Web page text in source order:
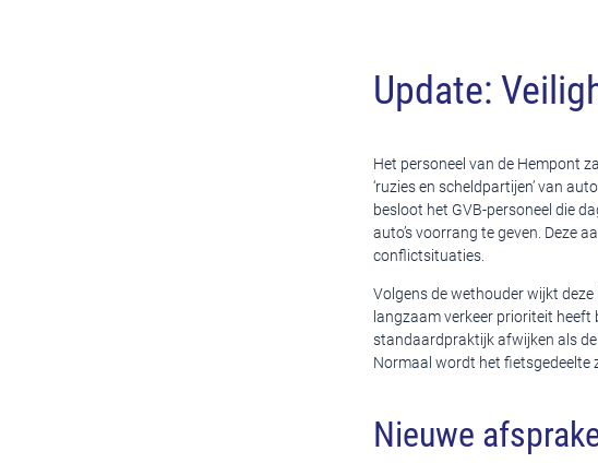
Update:
Het personeel van de Hempont
‘ruzies en scheldpartijen’ van
besloot het GVB-personeel die
auto’s voorrang te geven. Deze
conflictsituaties.
Volgens de wethouder wijkt
langzaam verkeer prioriteit heeft
standaardpraktijk afwijken als de
Normaal wordt het fietsgedeelte
Nieuwe